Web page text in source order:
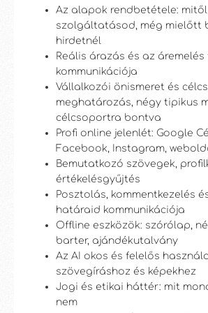
Az alapok rendbetétele:
szolgáltatásod, még mielőtt
hirdetnél
Reális árazás és az
kommunikációja
Vállalkozói önismeret és
meghatározás, négy tipikus
célcsoportra bontva
Profi online jelenlét: Google
Facebook, Instagram,
Bemutatkozó szövegek,
értékelésgyűjtés
Posztolás, kommentkezelés
határaid kommunikációja
Offline eszközök: szórólap,
barter, ajándékutalvány
Az AI okos és felelős
szövegíráshoz és képekhez
Jogi és etikai háttér: mit
nem